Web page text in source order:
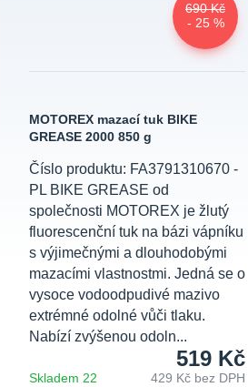
690 Kč
- 25 %
MOTOREX mazací tuk BIKE
GREASE 2000 850 g
Číslo produktu: FA3791310670 -
PL BIKE GREASE od
společnosti MOTOREX je žlutý
fluorescenční tuk na bázi vápníku
s výjimečnými a dlouhodobými
mazacími vlastnostmi. Jedná se o
vysoce vodoodpudivé mazivo
extrémné odolné vůči tlaku.
Nabízí zvýšenou odoln...
519 Kč
429 Kč bez DPH
Skladem 22